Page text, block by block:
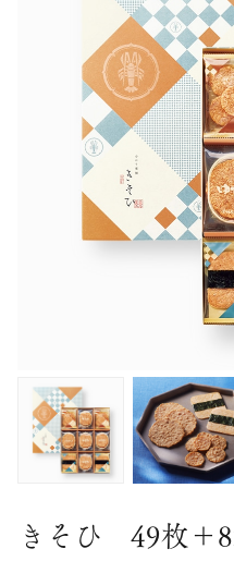
きそひ 49枚＋